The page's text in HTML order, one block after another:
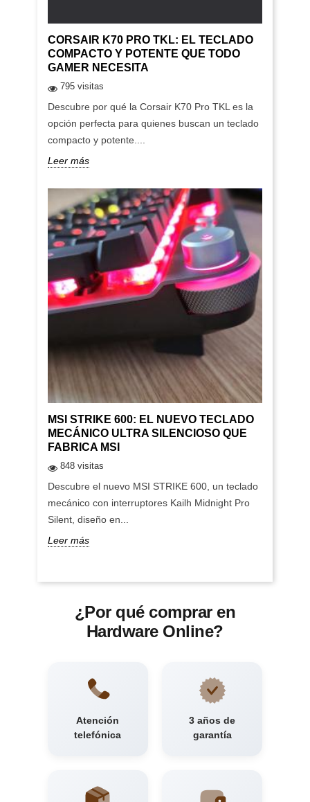
CORSAIR K70 PRO TKL: EL TECLADO
COMPACTO Y POTENTE QUE TODO
GAMER NECESITA
795 visitas
Descubre por qué la Corsair K70 Pro TKL es la
opción perfecta para quienes buscan un teclado
compacto y potente....
Leer más
MSI STRIKE 600: EL NUEVO TECLADO
MECÁNICO ULTRA SILENCIOSO QUE
FABRICA MSI
848 visitas
Descubre el nuevo MSI STRIKE 600, un teclado
mecánico con interruptores Kailh Midnight Pro
Silent, diseño en...
Leer más
¿Por qué comprar en
Hardware Online?
Atención
telefónica
3 años de
garantía